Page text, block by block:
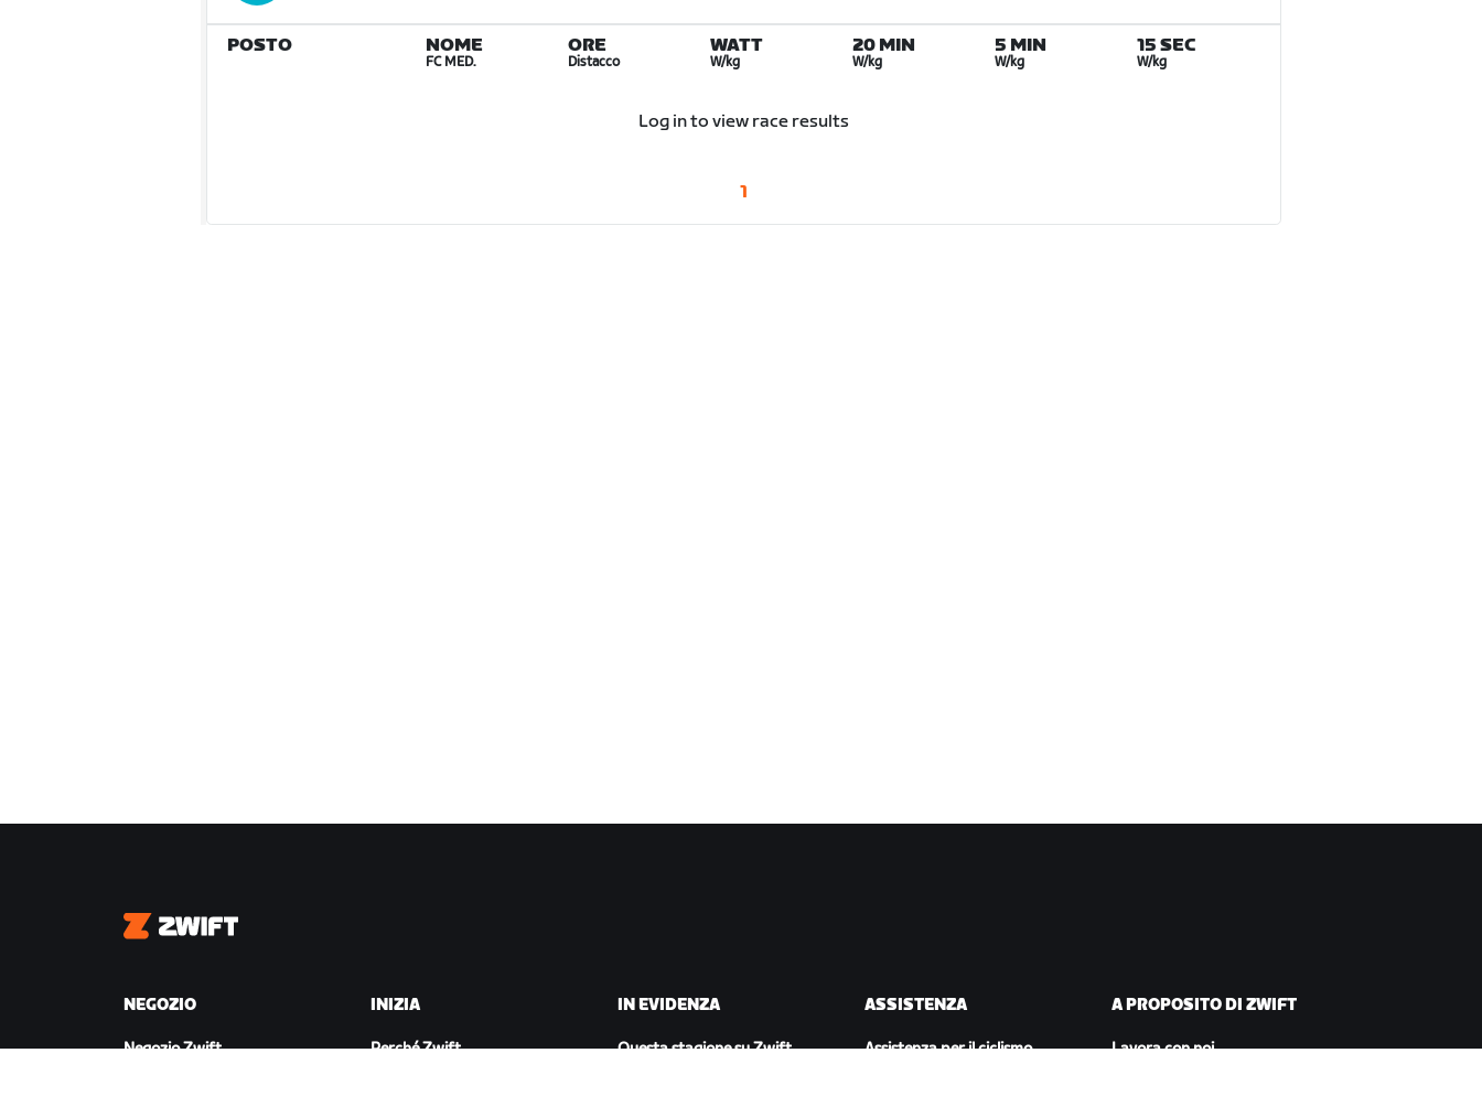
POSTO NOME
FC MED.
ORE
Distacco
WATT
W/kg
20 MIN
W/kg
5 MIN
W/kg
15 SEC
W/kg
Log in to view race results
1
Zwift
NEGOZIO
Negozio Zwift
INIZIA
Perché Zwift
IN EVIDENZA
Questa stagione su Zwift
ASSISTENZA
Assistenza per il ciclismo
A PROPOSITO DI ZWIFT
Lavora con noi